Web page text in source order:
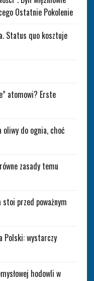
Ostatnie Pokolenie
Status quo kosztuje
atomowi? Erste
oliwy do ognia, choć
zasady temu
przed poważnym
Polski: wystarczy
hodowli w